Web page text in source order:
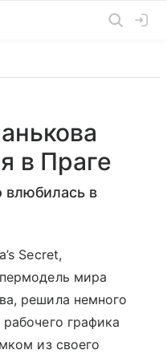
в Праге
влюбилась в
Secret,
мира
решила немного
графика
из своего